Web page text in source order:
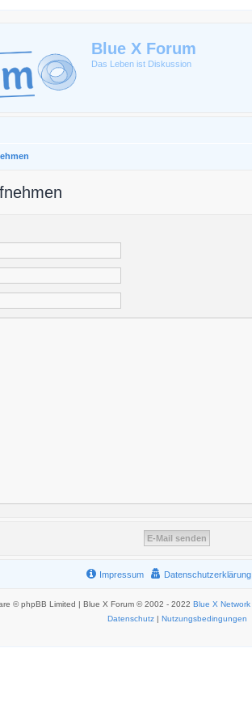
Blue X Forum
Das Leben ist Diskussion
Datenschutzerklärung
Impressum
© phpBB Limited | Blue X Forum © 2002 - 2022 Blue X Network
Datenschutz| Nutzungsbedingungen